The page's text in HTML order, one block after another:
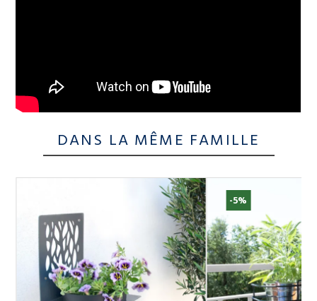
DANS LA MÊME FAMILLE
-5%